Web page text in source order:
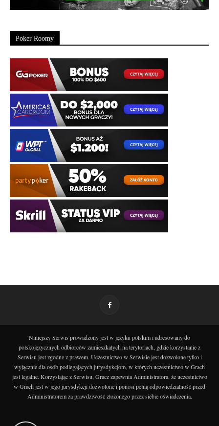
Poker Roomy
Niniejszy Serwis prowadzony jest w języku polskim i adresowany do
polskojęzycznych odbiorców zamieszkałych na terytoriach, gdzie korzystanie z
Serwisu jest zgodne z prawem. Uczestnictwo w Serwisie jest dozwolone tylko i
wyłącznie dla osób podlegających jurysdykcjom, w których uczestnictwo w Grach
jest legalne. Korzystając z Serwisu, Gracz zapewnia Administratora, że uczestnictwo
w Grach jest w jego jurysdykcji dozwolone i ponosi pełną odpowiedzialność przed
Administratorem za prawdziwość złożonego przez siebie oświadczenia.